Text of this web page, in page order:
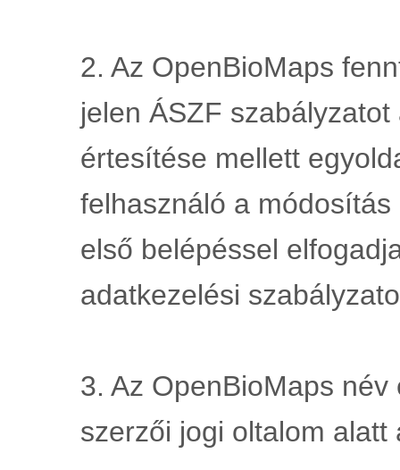
2. Az OpenBioMaps
jelen ÁSZF
értesítése mellett
felhasználó a
első belépéssel
adatkezelési
3. Az OpenBioMaps
szerzői jogi oltalom alatt